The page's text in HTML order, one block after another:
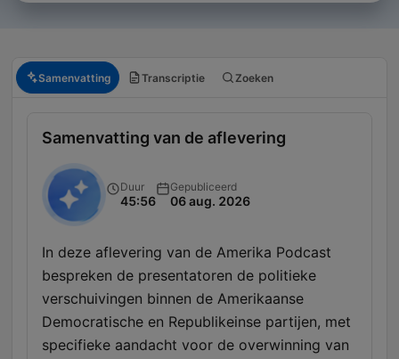
Samenvatting Transcriptie Zoeken
Samenvatting van de aflevering
Duur
45:56
Gepubliceerd
06 aug. 2026
In deze aflevering van de Amerika Podcast
bespreken de presentatoren de politieke
verschuivingen binnen de Amerikaanse
Democratische en Republikeinse partijen, met
specifieke aandacht voor de overwinning van